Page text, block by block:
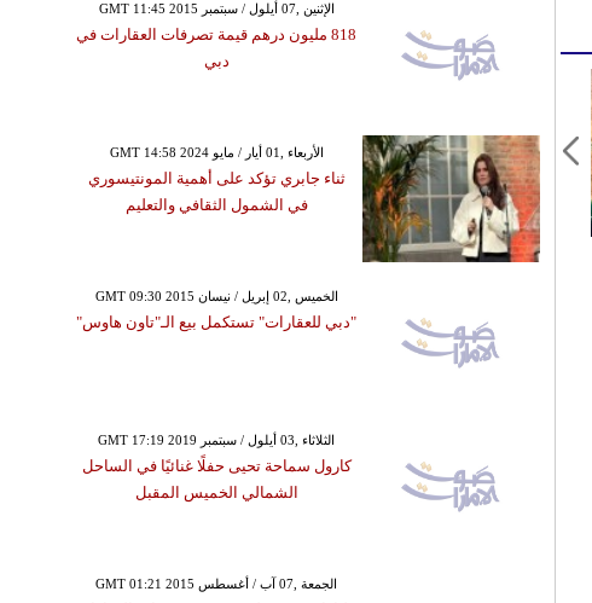
GMT 11:45 2015 الإثنين ,07 أيلول / سبتمبر
818 مليون درهم قيمة تصرفات العقارات في
دبي
GMT 14:58 2024 الأربعاء ,01 أيار / مايو
ثناء جابري تؤكد على أهمية المونتيسوري
في الشمول الثقافي والتعليم
GMT 09:30 2015 الخميس ,02 إبريل / نيسان
"دبي للعقارات" تستكمل بيع الـ"تاون هاوس"
GMT 17:19 2019 الثلاثاء ,03 أيلول / سبتمبر
كارول سماحة تحيى حفلًا غنائيًا في الساحل
الشمالي الخميس المقبل
GMT 01:21 2015 الجمعة ,07 آب / أغسطس